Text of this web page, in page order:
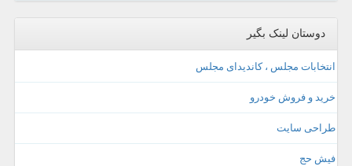
دوستان لینک بگیر
انتخابات مجلس ، کاندیدای مجلس
خرید و فروش خودرو
طراحی سایت
فیش حج